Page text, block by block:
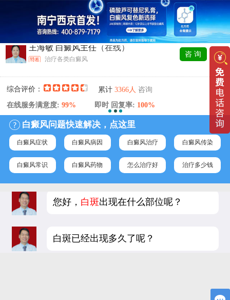
咨 询
王海敏 白癜风主任 （在线）
治疗各类白癜风
综合评价： 累计 3366人 咨询
在线服务满意度: 99% 即时 回复率: 100%
白癜风问题快速解决，点这里
白癜风症状 白癜风病因 白癜风治疗 白癜风传染
白癜风常识 白癜风药物 怎么治疗好 治疗多少钱
您好， 白斑出现在什么部位呢？
白斑已经出现多久了呢？